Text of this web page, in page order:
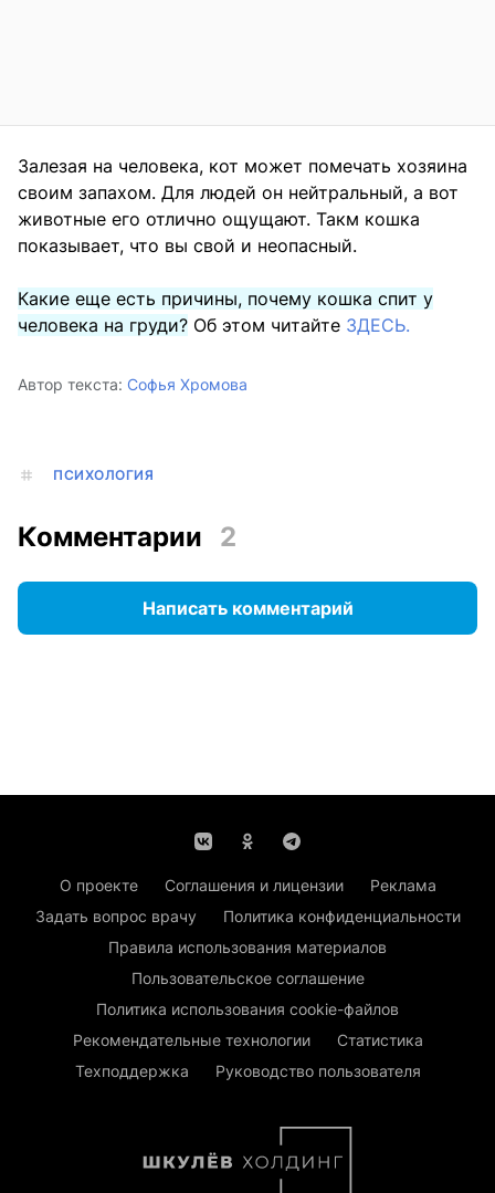
Залезая на человека, кот может помечать хозяина
своим запахом. Для людей он нейтральный, а вот
животные его отлично ощущают. Такм кошка
показывает, что вы свой и неопасный.
Какие еще есть причины, почему кошка спит у
человека на груди? Об этом читайте ЗДЕСЬ.
Автор текста: Софья Хромова
ПСИХОЛОГИЯ
Комментарии 2
Написать комментарий
О проекте Соглашения и лицензии
Реклама
Задать вопрос врачу
Политика конфиденциальности
Правила использования материалов
Пользовательское соглашение
Политика использования cookie-файлов
Рекомендательные технологии
Статистика
Техподдержка
Руководство пользователя